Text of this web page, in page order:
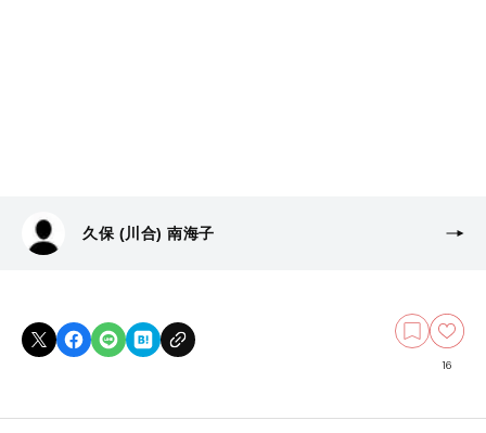
久保 (川合) 南海子
16